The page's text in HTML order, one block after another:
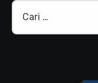
Cari
untuk: